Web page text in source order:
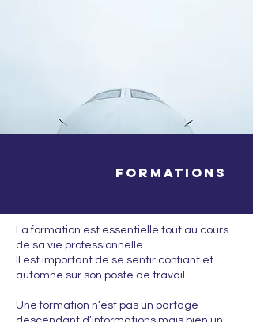
formations
La formation est essentielle tout au cours
de sa vie professionnelle.
Il est important de se sentir confiant et
automne sur son poste de travail.
Une formation n’est pas un partage